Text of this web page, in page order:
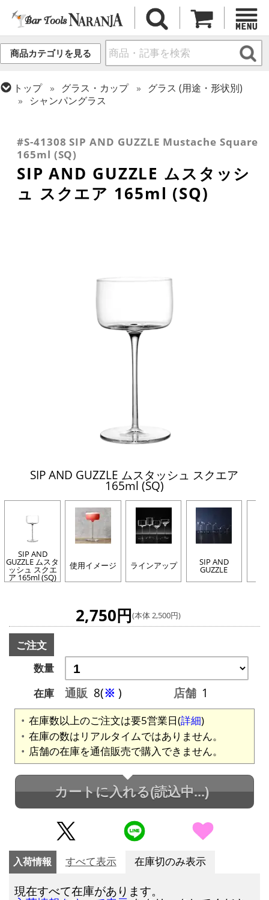
商品カテゴリを見る
トップ グラス・カップ
グラス (用途・形状別)
シャンパングラス
カクテルグラス (全サイズ)
#S-41308 SIP AND GUZZLE Mustache Square
165ml (SQ)
SIP AND GUZZLE ムスタッシ
ュ スクエア 165ml (SQ)
SIP AND GUZZLE ムスタッシュ スクエア
165ml (SQ)
SIP AND
GUZZLE ムスタ
ッシュ スクエ
ア 165ml (SQ)
使用イメージ ラインアップ SIP AND
GUZZLE
2,750円(本体 2,500円)
ご注文
数量
在庫
通販 8(※ ) 店舗 1
在庫数以上のご注文は要5営業日(詳細)
在庫の数はリアルタイムではありません。
店舗の在庫を通信販売で購入できません。
カートに入れる(読込中...)
入荷情報 すべて表示 在庫切のみ表示
現在すべて在庫があります。